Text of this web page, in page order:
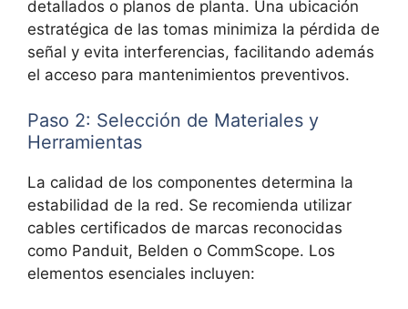
detallados o planos de planta. Una ubicación
estratégica de las tomas minimiza la pérdida de
señal y evita interferencias, facilitando además
el acceso para mantenimientos preventivos.
Paso 2: Selección de Materiales y
Herramientas
La calidad de los componentes determina la
estabilidad de la red. Se recomienda utilizar
cables certificados de marcas reconocidas
como Panduit, Belden o CommScope. Los
elementos esenciales incluyen: